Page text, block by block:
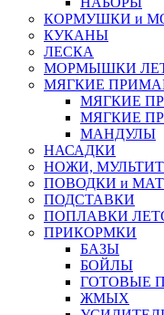
КОРМУШКИ и
КУКАНЫ
ЛЕСКА
МОРМЫШКИ
МЯГКИЕ
МЯГКИЕ
МЯГКИЕ
МАНДУЛЫ
НАСАДКИ
НОЖИ,
ПОВОДКИ и
ПОДСТАВКИ
ПОПЛАВКИ
ПРИКОРМКИ
БАЗЫ
БОЙЛЫ
ГОТОВЫЕ
ЖМЫХ